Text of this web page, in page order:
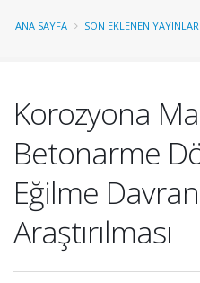
ANA SAYFA SON EKLENEN YAYINLAR
Korozyona
Betonarme
Eğilme
Araştırılması